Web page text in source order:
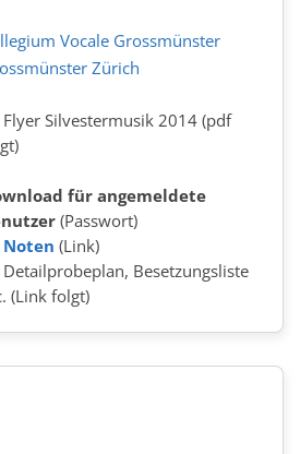
Vocale Grossmünster
Zürich
Flyer Silvestermusik 2014 (pdf
für angemeldete
(Passwort)
Noten (Link)
Detailprobeplan, Besetzungsliste
(Link folgt)